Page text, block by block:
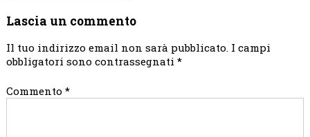
Lascia un commento
Il tuo indirizzo email non sarà pubblicato. I campi
obbligatori sono contrassegnati *
Commento *